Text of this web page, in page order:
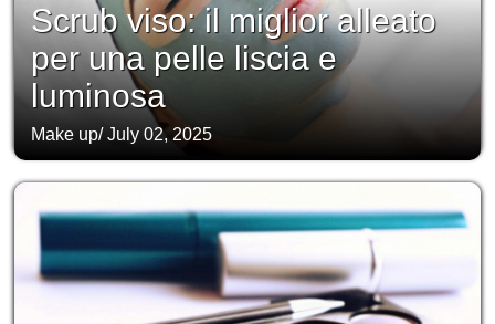
Scrub viso: il miglior alleato
per una pelle liscia e
luminosa
Make up/July 02, 2025